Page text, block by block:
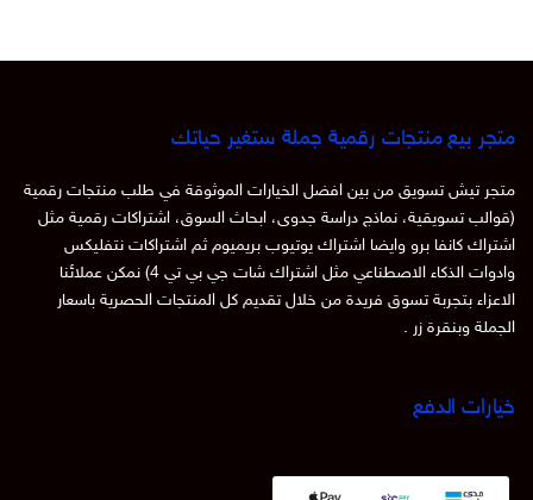
متجر بيع منتجات رقمية جملة ستغير حياتك
متجر تيش تسويق من بين افضل الخيارات الموثوقة في طلب منتجات رقمية
(قوالب تسويقية، نماذج دراسة جدوى، ابحاث السوق، اشتراكات رقمية مثل
اشتراك كانفا برو وايضا اشتراك يوتيوب بريميوم ثم اشتراكات نتفليكس
وادوات الذكاء الاصطناعي مثل اشتراك شات جي بي تي 4) نمكن عملائنا
الاعزاء بتجربة تسوق فريدة من خلال تقديم كل المنتجات الحصرية باسعار
الجملة وبنقرة زر .
خيارات الدفع